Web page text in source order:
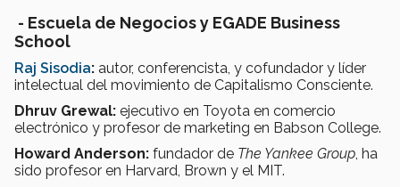
- Escuela de Negocios y EGADE Business
School
Raj Sisodia: autor, conferencista, y cofundador y líder
intelectual del movimiento de Capitalismo Consciente.
Dhruv Grewal: ejecutivo en Toyota en comercio
electrónico y profesor de marketing en Babson College.
Howard Anderson: fundador de The Yankee Group, ha
sido profesor en Harvard, Brown y el MIT.